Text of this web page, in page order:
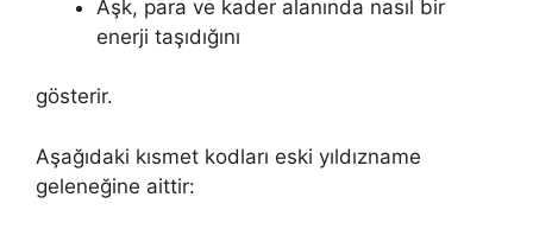
Aşk, para ve kader alanında nasıl bir
enerji taşıdığını
gösterir.
Aşağıdaki kısmet kodları eski yıldızname
geleneğine aittir: